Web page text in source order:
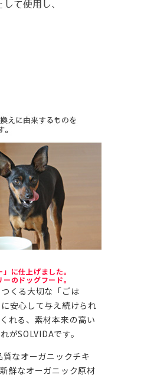
に仕上げました。
のドッグフード。
くる大切な「ごは
安心して与え続けられ
れる、素材本来の高い
がSOLVIDAです。
なオーガニックチキ
鮮なオーガニック原材